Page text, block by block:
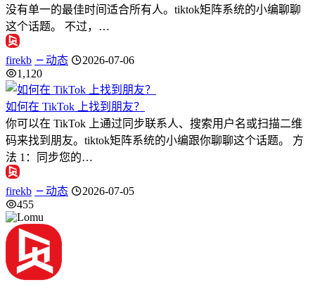
没有单一的最佳时间适合所有人。tiktok矩阵系统的小编聊聊
这个话题。 不过，…
firekb 动态
2026-07-06
1,120
如何在 TikTok 上找到朋友？
你可以在 TikTok 上通过同步联系人、搜索用户名或扫描二维
码来找到朋友。tiktok矩阵系统的小编跟你聊聊这个话题。 方
法 1：同步您的…
firekb 动态
2026-07-05
455